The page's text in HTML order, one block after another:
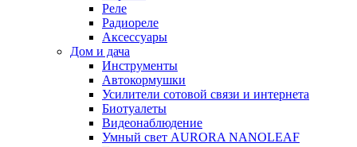
Реле
Радиореле
Аксессуары
Дом и дача
Инструменты
Автокормушки
Усилители сотовой связи и интернета
Биотуалеты
Видеонаблюдение
Умный свет AURORA NANOLEAF